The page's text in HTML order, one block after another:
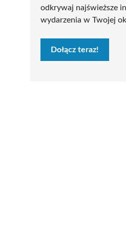
odkrywaj najświeższe
wydarzenia w Twojej
Dołącz teraz!